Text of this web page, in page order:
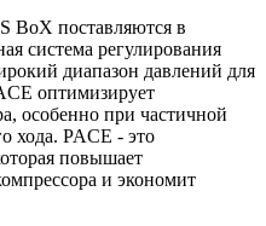
BoX поставляются в
система регулирования
диапазон давлений для
оптимизирует
особенно при частичной
хода. PACE - это
повышает
и экономит